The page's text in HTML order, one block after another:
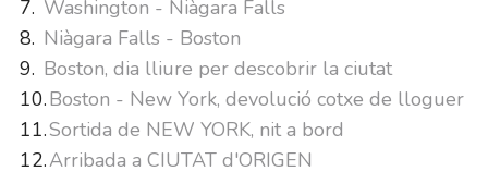
Washington - Niàgara Falls
Niàgara Falls - Boston
Boston, dia lliure per descobrir la ciutat
Boston - New York, devolució cotxe de lloguer
Sortida de NEW YORK, nit a bord
Arribada a CIUTAT d'ORIGEN